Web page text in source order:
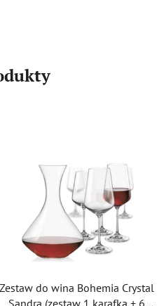
Zestaw do wina Bohemia Crystal